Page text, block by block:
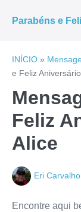
para
conteúdo
Parabéns e
INÍCIO »
e Feliz
Feliz
Alice
Eri Carvalho
Encontre aqui